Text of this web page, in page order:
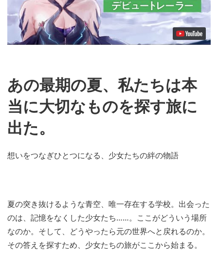
あの最期の夏、私たちは本
当に大切なものを探す旅に
出た。
想いをつなぎひとつになる、少女たちの絆の物語
夏の突き抜けるような青空、唯一存在する学校。出会った
のは、記憶をなくした少女たち……。ここがどういう場所
なのか。そして、どうやったら元の世界へと戻れるのか。
その答えを探すため、少女たちの旅がここから始まる。